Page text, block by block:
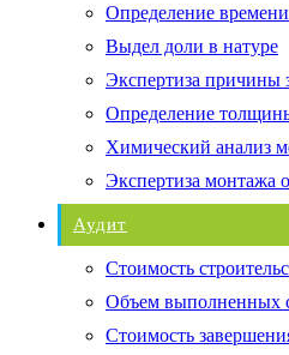
Определение
Выдел доли в натуре
Экспертиза причины
Определение
Химический анализ
Экспертиза монтажа
Аудит
Стоимость
Объем выполненных
Стоимость